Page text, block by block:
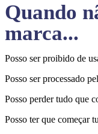
Quando
marca...
Posso ser proibido de
Posso ser processado
Posso perder tudo que
Posso ter que começar